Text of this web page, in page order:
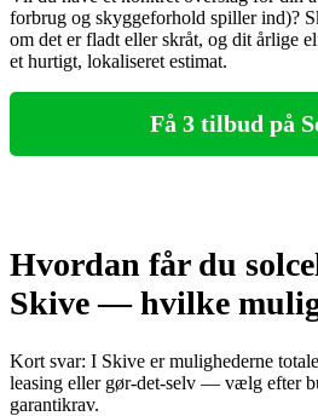
forbrug og skyggeforhold spiller ind)?
om det er fladt eller skråt, og dit årlige
et hurtigt, lokaliseret estimat.
Få 3 tilbud på
Hvordan får du
Skive — hvilke
Kort svar: I Skive er mulighederne
leasing eller gør‑det‑selv — vælg efter
garantikrav.